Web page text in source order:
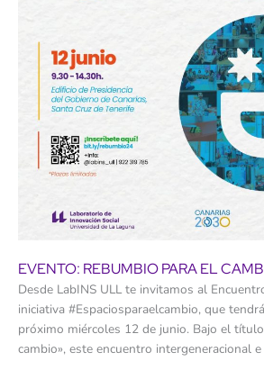
EVENTO: REBUMBIO PARA EL
Desde LabINS ULL te invitamos al
iniciativa #Espaciosparaelcambio, que
próximo miércoles 12 de junio. Bajo el
cambio», este encuentro intergeneracional